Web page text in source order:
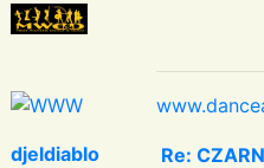
djeldiablo
Re: